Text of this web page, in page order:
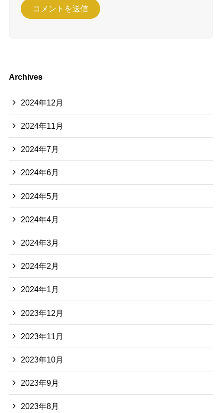
Archives
2024年12月
2024年11月
2024年7月
2024年6月
2024年5月
2024年4月
2024年3月
2024年2月
2024年1月
2023年12月
2023年11月
2023年10月
2023年9月
2023年8月